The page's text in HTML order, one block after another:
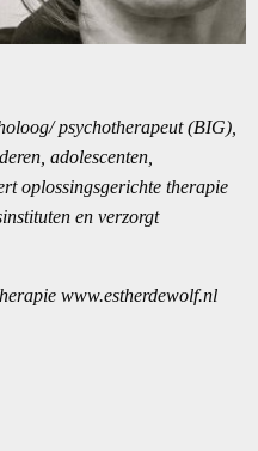
psychotherapeut (BIG),
adolescenten,
oplossingsgerichte therapie
en verzorgt
www.estherdewolf.nl